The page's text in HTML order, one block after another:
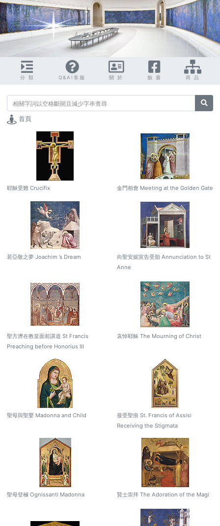
分 類 Q&AI客服 關 於 臉 書 商 品
搜尋
首頁
耶穌受難 Crucifix 金門相會 Meeting at the Golden Gate
若亞敬之夢 Joachim ’s Dream
向聖安妮宣告受胎 Annunciation to St
Anne
聖方濟在教皇面前講道 St Francis
Preaching before Honorius III
哀悼耶穌 The Mourning of Christ
聖母與聖嬰 Madonna and Child
接受聖痕 St. Francis of Assisi
Receiving the Stigmata
聖母登極 Ognissanti Madonna 賢士崇拜 The Adoration of the Magi